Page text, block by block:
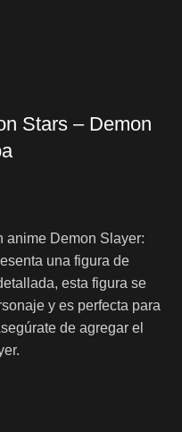
Stars – Demon
anime Demon Slayer:
una figura de
esta figura se
y es perfecta para
de agregar el